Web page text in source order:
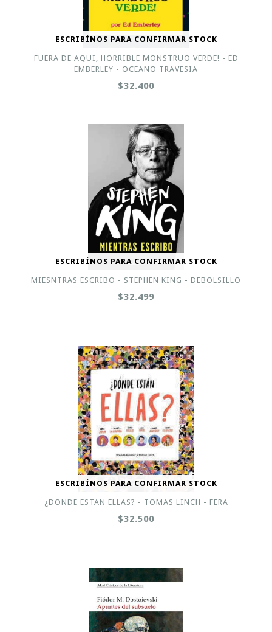
ESCRIBÍNOS PARA CONFIRMAR STOCK
FUERA DE AQUI, HORRIBLE MONSTRUO VERDE! - ED
EMBERLEY - OCEANO TRAVESIA
$32.400
ESCRIBÍNOS PARA CONFIRMAR STOCK
MIESNTRAS ESCRIBO - STEPHEN KING - DEBOLSILLO
$32.499
ESCRIBÍNOS PARA CONFIRMAR STOCK
¿DONDE ESTAN ELLAS? - TOMAS LINCH - FERA
$32.500